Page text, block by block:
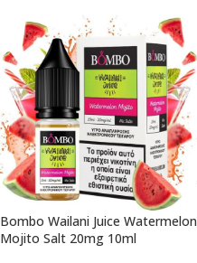
Bombo Wailani Juice Watermelon
Mojito Salt 20mg 10ml